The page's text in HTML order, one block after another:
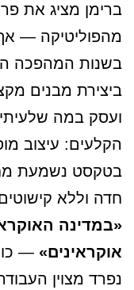
ברימן מציג את
מהפוליטיקה —
בשנות המהפכה
ביצירת מבנים
ועסק במה
הקלעים: עיצוב
בטקסט נשמעת
חדה וללא
«במדינה
אוקראינים» —
נפרד מצוין